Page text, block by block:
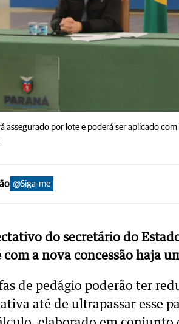
assegurado por lote e poderá ser aplicado
@Siga-me
do secretário do
com a nova concessão haja
de pedágio poderão ter
até de ultrapassar esse